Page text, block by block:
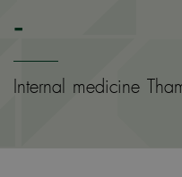
-
Internal medicine